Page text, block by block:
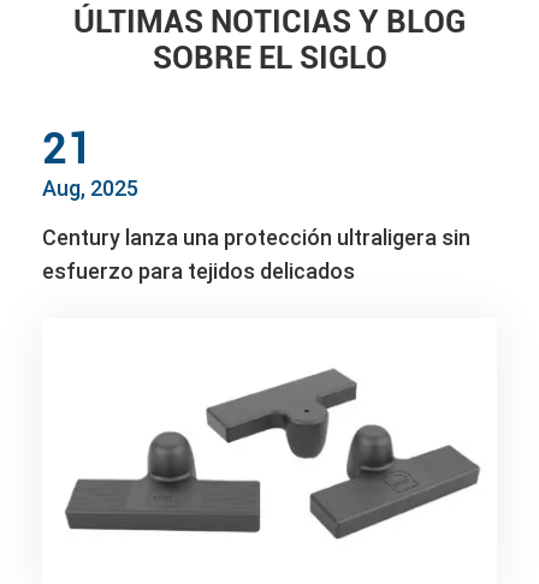
ÚLTIMAS NOTICIAS Y BLOG
SOBRE EL SIGLO
21
Aug, 2025
Century lanza una protección ultraligera sin
esfuerzo para tejidos delicados